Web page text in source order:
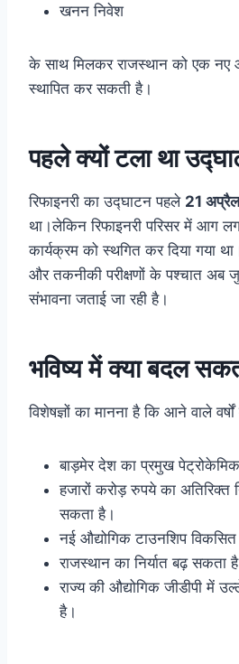
खनन निवेश
के साथ मिलकर राजस्थान को एक नए
स्थापित कर सकती है।
पहले क्यों टला था
रिफाइनरी का उद्घाटन पहले 21
था।लेकिन रिफाइनरी परिसर में आग
कार्यक्रम को स्थगित कर दिया गया
और तकनीकी परीक्षणों के पश्चात अब
संभावना जताई जा रही है।
भविष्य में क्या बदल
विशेषज्ञों का मानना है कि आने वाले
बाड़मेर देश का प्रमुख
हजारों करोड़ रुपये का अतिरिक्त
सकता है।
नई औद्योगिक टाउनशिप
राजस्थान का निर्यात बढ़ सकता
राज्य की औद्योगिक जीडीपी में
है।